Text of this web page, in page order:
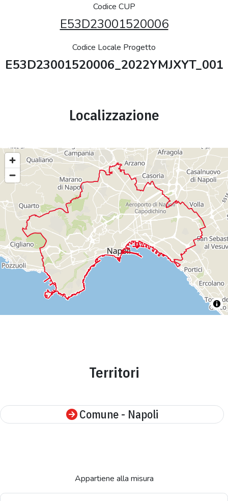
Codice CUP
E53D23001520006
Codice Locale Progetto
E53D23001520006_2022YMJXYT_001
Localizzazione
Territori
Comune - Napoli
Appartiene alla misura